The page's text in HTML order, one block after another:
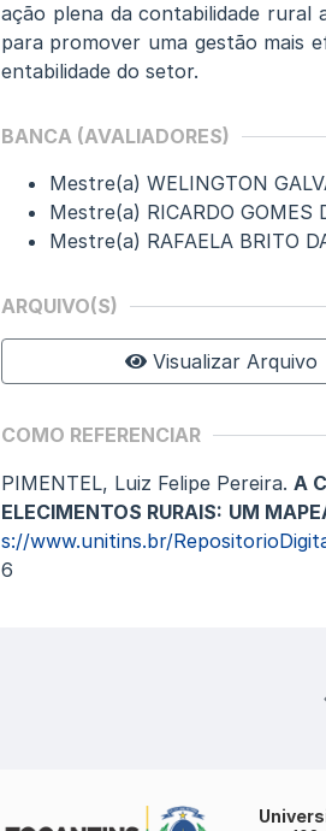
ação plena da contabilidade rural
para promover uma gestão mais
entabilidade do setor.
BANCA (AVALIADORES)
Mestre(a) WELINGTON
Mestre(a) RICARDO GOMES
Mestre(a) RAFAELA BRITO
ARQUIVO(S)
Visualizar Arquivo
COMO REFERENCIAR
PIMENTEL, Luiz Felipe Pereira.A
ELECIMENTOS RURAIS: UM
s://www.unitins.br/
6